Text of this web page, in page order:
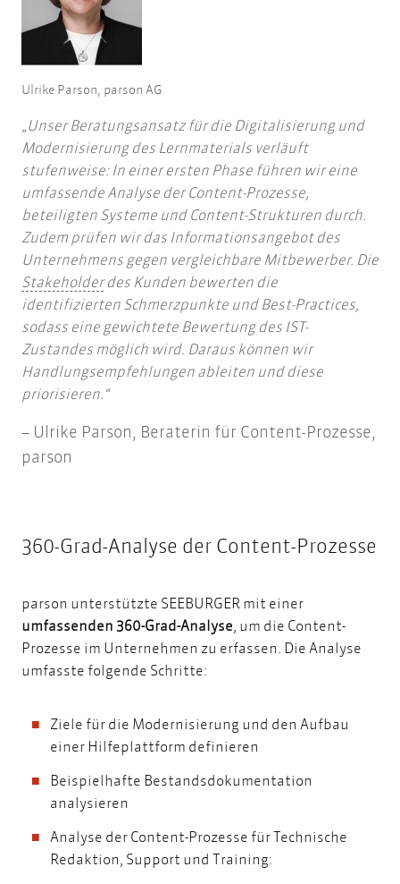
Ulrike Parson, parson AG
Unser Beratungsansatz für die Digitalisierung und
Modernisierung des Lernmaterials verläuft
stufenweise: In einer ersten Phase führen wir eine
umfassende Analyse der Content-Prozesse,
beteiligten Systeme und Content-Strukturen durch.
Zudem prüfen wir das Informationsangebot des
Unternehmens gegen vergleichbare Mitbewerber. Die
StakeholderStakeholder
des Kunden bewerten die
identifizierten Schmerzpunkte und Best-Practices,
sodass eine gewichtete Bewertung des IST-
Zustandes möglich wird. Daraus können wir
Handlungsempfehlungen ableiten und diese
priorisieren.
Ulrike Parson, Beraterin für Content-Prozesse,
parson
360-Grad-Analyse der Content-Prozesse
parson unterstützte SEEBURGER mit einer
umfassenden 360-Grad-Analyse , um die Content-
Prozesse im Unternehmen zu erfassen. Die Analyse
umfasste folgende Schritte:
Ziele für die Modernisierung und den Aufbau
einer Hilfeplattform definieren
Beispielhafte Bestandsdokumentation
analysieren
Analyse der Content-Prozesse für Technische
Redaktion, Support und Training: